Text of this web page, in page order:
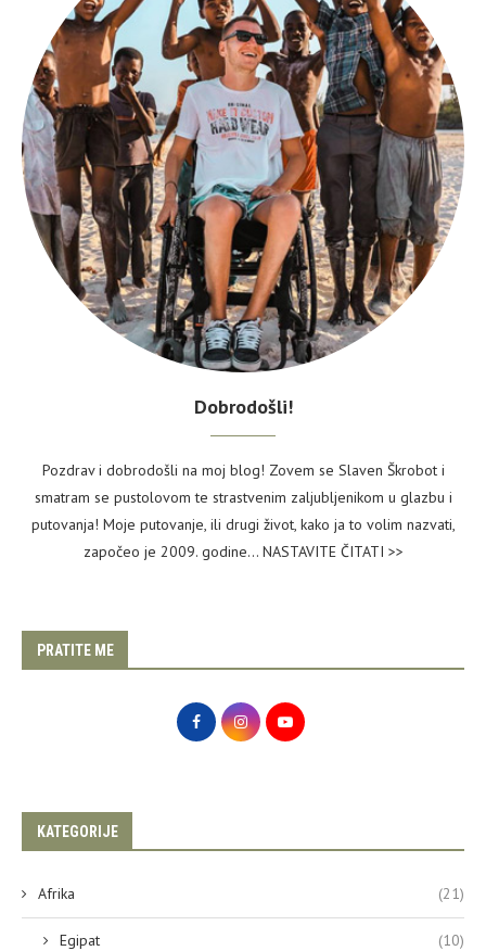
Dobrodošli!
Pozdrav i dobrodošli na moj blog! Zovem se Slaven Škrobot i
smatram se pustolovom te strastvenim zaljubljenikom u glazbu i
putovanja! Moje putovanje, ili drugi život, kako ja to volim nazvati,
započeo je 2009. godine... NASTAVITE ČITATI >>
PRATITE ME
KATEGORIJE
Afrika (21)
Egipat (10)